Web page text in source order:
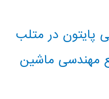
پایتون در متلب
مهندسی ماشین